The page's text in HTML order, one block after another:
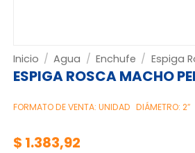
Inicio / Agua / Enchufe / Espiga
ESPIGA ROSCA MACHO
FORMATO DE VENTA: UNIDAD DIÁMETRO: 2″
$ 1.383,92